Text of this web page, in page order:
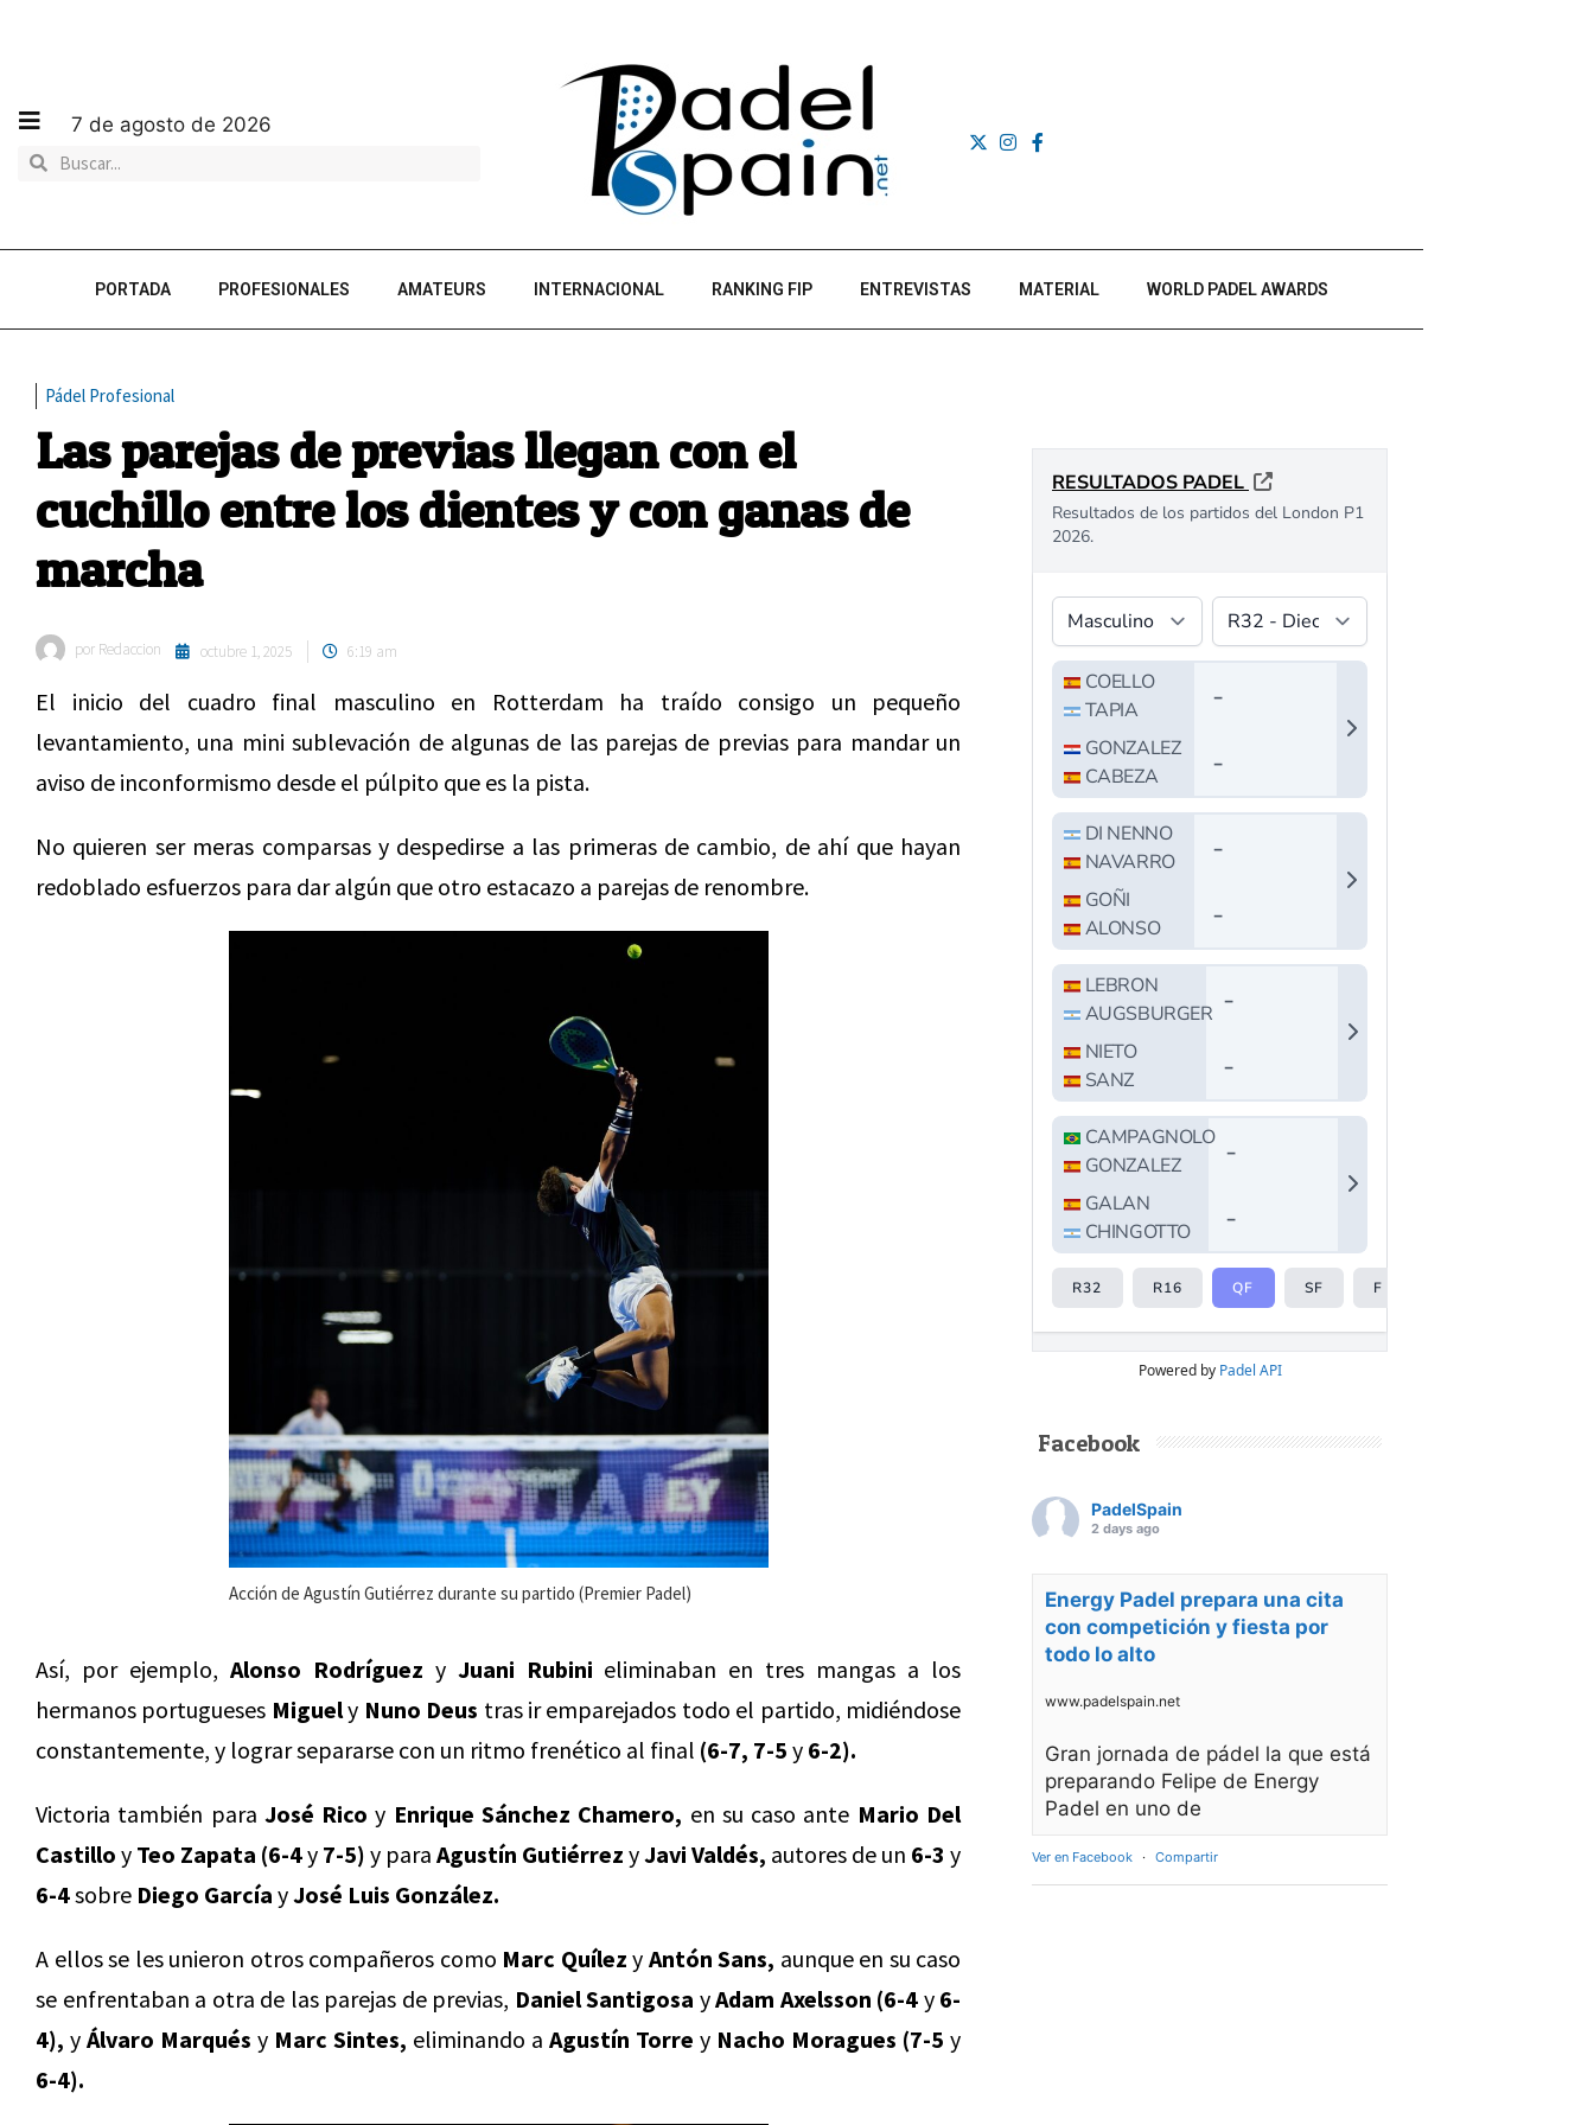
7 de agosto de 2026
PORTADA PROFESIONALES AMATEURS INTERNACIONAL RANKING FIP ENTREVISTAS MATERIAL WORLD PADEL AWARDS
Pádel Profesional
Las parejas de previas llegan con el
cuchillo entre los dientes y con ganas de
marcha
por Redaccion octubre 1, 2025 6:19 am
El inicio del cuadro final masculino en Rotterdam ha traído consigo un pequeño
levantamiento, una mini sublevación de algunas de las parejas de previas para mandar un
aviso de inconformismo desde el púlpito que es la pista.
No quieren ser meras comparsas y despedirse a las primeras de cambio, de ahí que hayan
redoblado esfuerzos para dar algún que otro estacazo a parejas de renombre.
Acción de Agustín Gutiérrez durante su partido (Premier Padel)
Así, por ejemplo, Alonso Rodríguez y Juani Rubini eliminaban en tres mangas a los
hermanos portugueses Miguely Nuno Deus tras ir emparejados todo el partido, midiéndose
constantemente, y lograr separarse con un ritmo frenético al final (6-7, 7-5 y 6-2).
Victoria también para José Rico y Enrique Sánchez Chamero, en su caso ante Mario Del
Castillo y Teo Zapata (6-4y 7-5) y para Agustín Gutiérrez yJavi Valdés, autores de un 6-3 y
6-4sobre Diego García yJosé Luis González.
A ellos se les unieron otros compañeros como Marc Quílez y Antón Sans, aunque en su caso
se enfrentaban a otra de las parejas de previas, Daniel Santigosa yAdam Axelsson (6-4 y 6-
4), y Álvaro Marqués y Marc Sintes, eliminando a Agustín Torre y Nacho Moragues (7-5 y
6-4).
Powered by Padel API
Facebook
PadelSpain
2 days ago
Energy Padel prepara una cita
con competición y fiesta por
todo lo alto
www.padelspain.net
Gran jornada de pádel la que está
preparando Felipe de Energy
Padel en uno de
Ver en Facebook · Compartir